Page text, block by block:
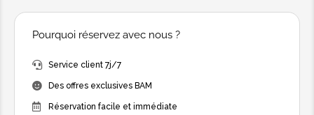
Pourquoi réservez avec nous ?
Service client 7j/7
Des offres exclusives BAM
Réservation facile et immédiate